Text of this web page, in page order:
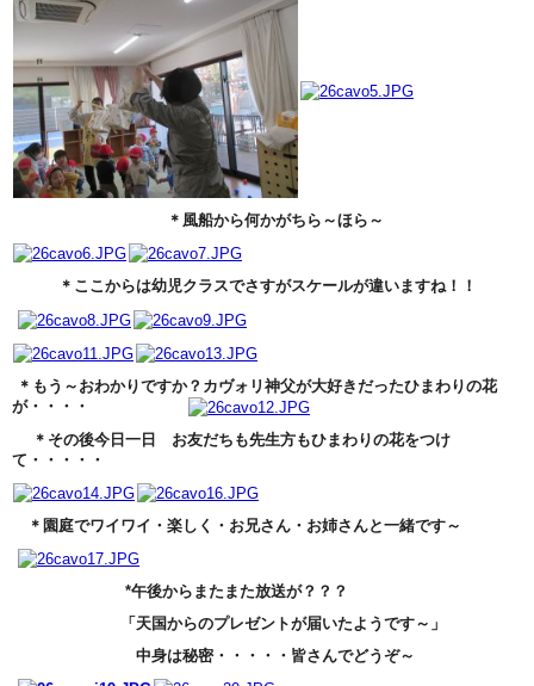
＊風船から何かがちら～ほら～
＊ここからは幼児クラスでさすがスケールが違いますね！！
＊もう～おわかりですか？カヴォリ神父が大好きだったひまわりの花
が・・・・
＊その後今日一日 お友だちも先生方もひまわりの花をつけ
て・・・・・
＊園庭でワイワイ・楽しく・お兄さん・お姉さんと一緒です～
*午後からまたまた放送が？？？
「天国からのプレゼントが届いたようです～」
中身は秘密・・・・・皆さんでどうぞ～